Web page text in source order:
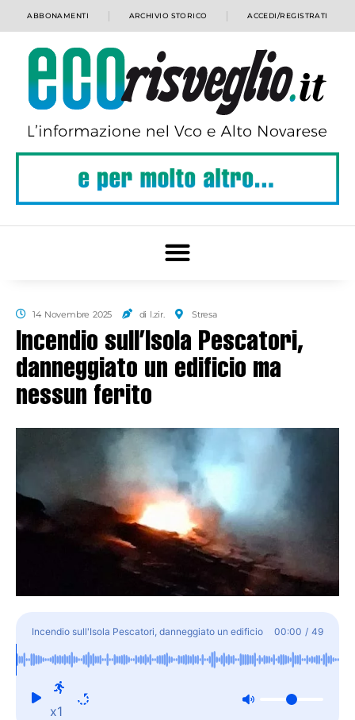
ABBONAMENTI ARCHIVIO STORICO ACCEDI/REGISTRATI
14 Novembre 2025 di l.zir. Stresa
Incendio sull’Isola Pescatori,
danneggiato un edificio ma
nessun ferito
Incendio sull'Isola Pescatori, danneggiato un edificio
ma nessun ferito
00:00 / 49
x1